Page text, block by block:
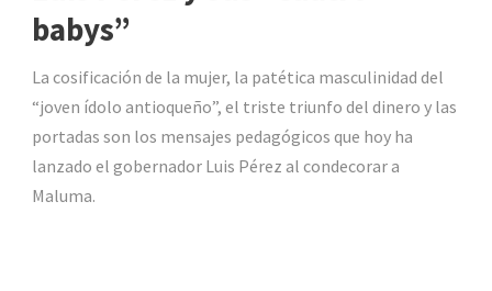
babys”
La cosificación de la mujer, la patética masculinidad del
“joven ídolo antioqueño”, el triste triunfo del dinero y las
portadas son los mensajes pedagógicos que hoy ha
lanzado el gobernador Luis Pérez al condecorar a
Maluma.